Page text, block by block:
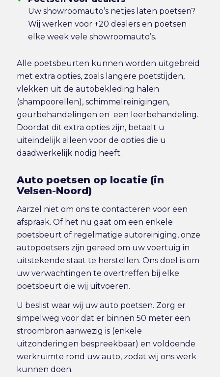
Uw showroomauto’s netjes laten poetsen?
Wij werken voor +20 dealers en poetsen
elke week vele showroomauto’s.
Alle poetsbeurten kunnen worden uitgebreid
met extra opties, zoals langere poetstijden,
vlekken uit de autobekleding halen
(shampoorellen), schimmelreinigingen,
geurbehandelingen en een leerbehandeling.
Doordat dit extra opties zijn, betaalt u
uiteindelijk alleen voor de opties die u
daadwerkelijk nodig heeft.
Auto poetsen op locatie (in
Velsen-Noord)
Aarzel niet om ons te contacteren voor een
afspraak. Of het nu gaat om een enkele
poetsbeurt of regelmatige autoreiniging, onze
autopoetsers zijn gereed om uw voertuig in
uitstekende staat te herstellen. Ons doel is om
uw verwachtingen te overtreffen bij elke
poetsbeurt die wij uitvoeren.
U beslist waar wij uw auto poetsen. Zorg er
simpelweg voor dat er binnen 50 meter een
stroombron aanwezig is (enkele
uitzonderingen bespreekbaar) en voldoende
werkruimte rond uw auto, zodat wij ons werk
kunnen doen.